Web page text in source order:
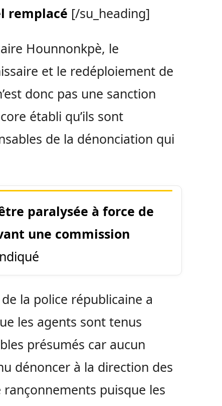
remplacé [/su_heading]
Hounnonkpè, le
et le redéploiement de
donc pas une sanction
établi qu’ils sont
de la dénonciation qui
paralysée à force de
une commission
la police républicaine a
les agents sont tenus
présumés car aucun
dénoncer à la direction des
puisque les